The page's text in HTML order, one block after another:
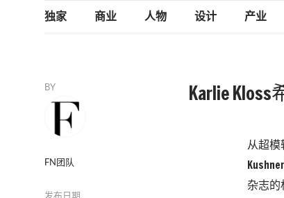
独家 商业 人物 设计 产业
BY
FN团队
发布日期
Karlie
从超模
杂志的